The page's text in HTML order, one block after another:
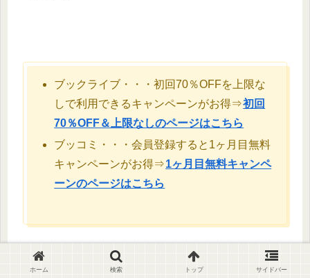
ブックライブ・・・初回70％OFFを上限な
しで利用できるキャンペーンがお得⇒初回
70％OFF＆上限なしのページはこちら
ブッコミ・・・会員登録すると1ヶ月目無料
キャンペーンがお得⇒1ヶ月目無料キャンペ
ーンのページはこちら
ホーム 検索 トップ サイドバー